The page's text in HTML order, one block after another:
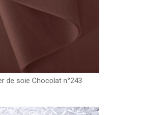
de soie Chocolat n°243